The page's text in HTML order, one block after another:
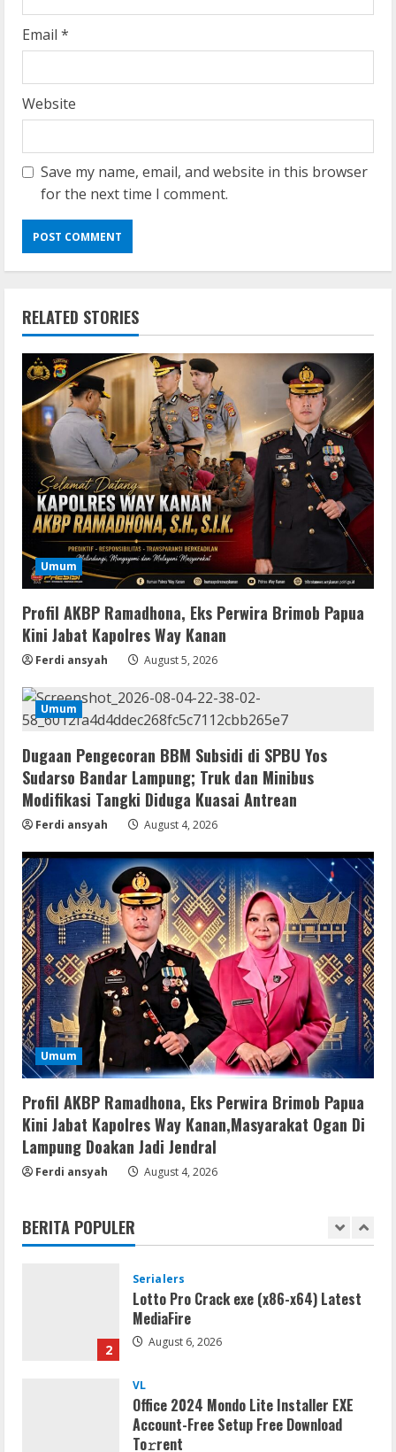
Email *
Website
Save my name, email, and website in this browser
for the next time I comment.
RELATED STORIES
Umum
Profil AKBP Ramadhona, Eks Perwira Brimob Papua
Kini Jabat Kapolres Way Kanan
Ferdi ansyah August 5, 2026
Umum
Dugaan Pengecoran BBM Subsidi di SPBU Yos
Sudarso Bandar Lampung; Truk dan Minibus
Modifikasi Tangki Diduga Kuasai Antrean
Ferdi ansyah August 4, 2026
Umum
Profil AKBP Ramadhona, Eks Perwira Brimob Papua
Kini Jabat Kapolres Way Kanan,Masyarakat Ogan Di
Lampung Doakan Jadi Jendral
Ferdi ansyah August 4, 2026
BERITA POPULER
2
Lotto Pro Crack exe (x86-x64) Latest
MediaFire
August 6, 2026
3
VL
Office 2024 Mondo Lite Installer EXE
To𝚛rent
August 5, 2026
4
Remux
DVDRip Updated Audio Magnet
August 5, 2026
5
VL
Microsoft 365 Home & Business With
Crack English (To𝚛𝚛еnt)
August 5, 2026
1
Office 2019 x86 Setup ENG Frее
Dow𝚗load Tоr𝚛ent
August 6, 2026
2
Serialers
3
VL
Office 2024 Mondo Lite Installer EXE
Account-Free Setup Frее Download
To𝚛rent
Remux
OK! Madam: Bon Voyage 2026 Pre-
DVDRip Updated Audio Magnet